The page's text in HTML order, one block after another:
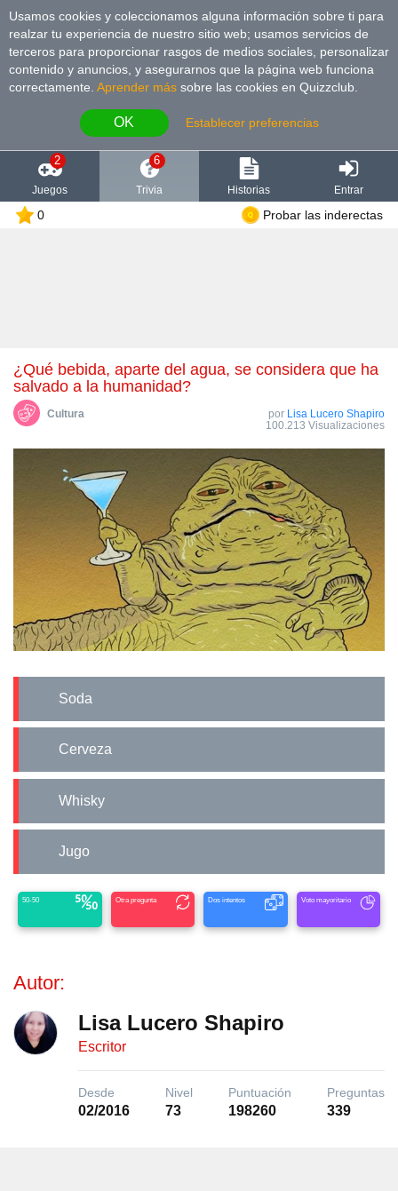
Usamos cookies y coleccionamos alguna información sobre ti para
realzar tu experiencia de nuestro sitio web; usamos servicios de
terceros para proporcionar rasgos de medios sociales, personalizar
contenido y anuncios, y asegurarnos que la página web funciona
correctamente. Aprender más sobre las cookies en Quizzclub.
OK Establecer preferencias
2
Juegos
6
Trivia Historias Entrar
0 Probar las inderectas
¿Qué bebida, aparte del agua, se considera que ha
salvado a la humanidad?
Cultura por Lisa Lucero Shapiro
100.213 Visualizaciones
Soda
Cerveza
Whisky
Jugo
50-50 Otra pregunta Dos intentos Voto mayoritario
Autor:
Lisa Lucero Shapiro
Escritor
Desde
02/2016
Nivel
73
Puntuación
198260
Preguntas
339